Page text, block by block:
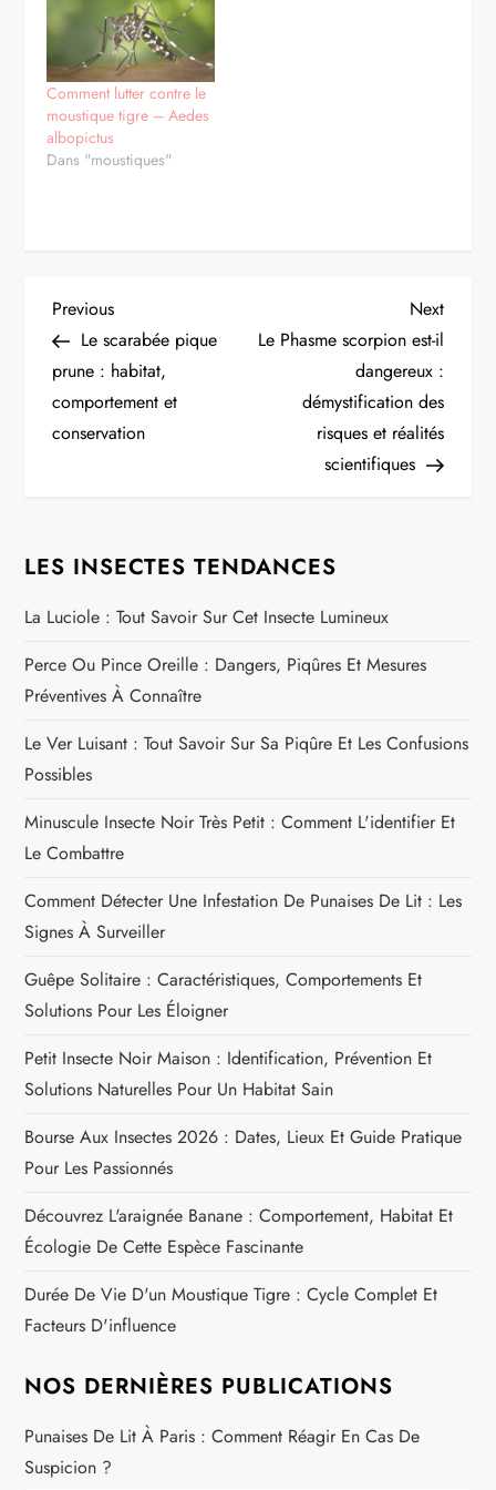
Comment lutter contre le
moustique tigre – Aedes
albopictus
Dans "moustiques"
N
a
v
a
t
i
o
n
d
e
l
’
a
r
t
i
c
l
Previous
Post
Previous
Le scarabée pique
prune : habitat,
comportement et
conservation
Next
Post
Next
Le Phasme scorpion est-il
dangereux :
démystification des
risques et réalités
scientifiques
LES INSECTES TENDANCES
La Luciole : Tout Savoir Sur Cet Insecte Lumineux
Perce Ou Pince Oreille : Dangers, Piqûres Et Mesures
Préventives À Connaître
Le Ver Luisant : Tout Savoir Sur Sa Piqûre Et Les Confusions
Possibles
Minuscule Insecte Noir Très Petit : Comment L'identifier Et
Le Combattre
Comment Détecter Une Infestation De Punaises De Lit : Les
Signes À Surveiller
Guêpe Solitaire : Caractéristiques, Comportements Et
Solutions Pour Les Éloigner
Petit Insecte Noir Maison : Identification, Prévention Et
Solutions Naturelles Pour Un Habitat Sain
Bourse Aux Insectes 2026 : Dates, Lieux Et Guide Pratique
Pour Les Passionnés
Découvrez L'araignée Banane : Comportement, Habitat Et
Écologie De Cette Espèce Fascinante
Durée De Vie D'un Moustique Tigre : Cycle Complet Et
Facteurs D'influence
NOS DERNIÈRES PUBLICATIONS
Punaises De Lit À Paris : Comment Réagir En Cas De
Suspicion ?